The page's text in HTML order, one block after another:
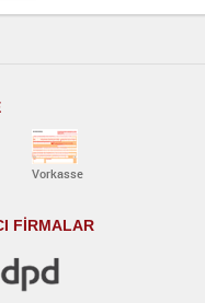
Vorkasse
FİRMALAR